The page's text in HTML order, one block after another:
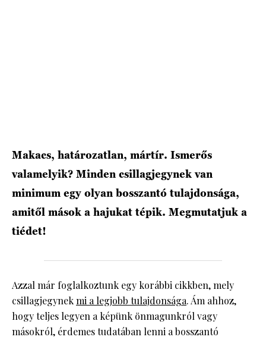
Makacs, határozatlan, mártír. Ismerős
valamelyik? Minden csillagjegynek van
minimum egy olyan bosszantó tulajdonsága,
amitől mások a hajukat tépik. Megmutatjuk a
tiédet!
Azzal már foglalkoztunk egy korábbi cikkben, mely
csillagjegynekmi a legjobb tulajdonsága. Ám ahhoz,
hogy teljes legyen a képünk önmagunkról vagy
másokról, érdemes tudatában lenni a bosszantó